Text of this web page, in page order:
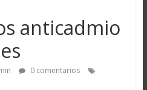
anticadmio
0 comentarios